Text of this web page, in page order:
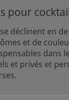
pour
déclinent en
et de
dans
et privés et